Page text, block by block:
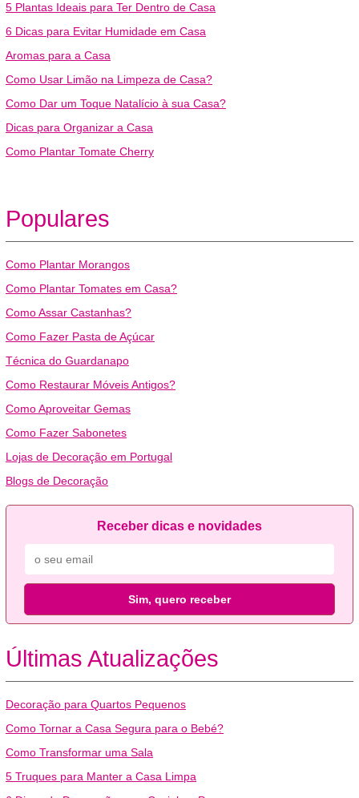
5 Plantas Ideais para Ter Dentro de Casa
6 Dicas para Evitar Humidade em Casa
Aromas para a Casa
Como Usar Limão na Limpeza de Casa?
Como Dar um Toque Natalício à sua Casa?
Dicas para Organizar a Casa
Como Plantar Tomate Cherry
Populares
Como Plantar Morangos
Como Plantar Tomates em Casa?
Como Assar Castanhas?
Como Fazer Pasta de Açúcar
Técnica do Guardanapo
Como Restaurar Móveis Antigos?
Como Aproveitar Gemas
Como Fazer Sabonetes
Lojas de Decoração em Portugal
Blogs de Decoração
Receber dicas e novidades
Sim, quero receber
Últimas Atualizações
Decoração para Quartos Pequenos
Como Tornar a Casa Segura para o Bebé?
Como Transformar uma Sala
5 Truques para Manter a Casa Limpa